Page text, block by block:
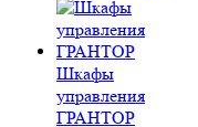
Шкафы
управления
ГРАНТОР